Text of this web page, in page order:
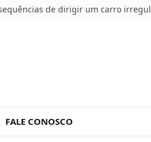
FALE CONOSCO